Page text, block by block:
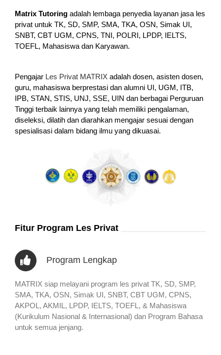
Matrix Tutoring adalah lembaga penyedia layanan jasa les
privat untuk TK, SD, SMP, SMA, TKA, OSN, Simak UI,
SNBT, CBT UGM, CPNS, TNI, POLRI, LPDP, IELTS,
TOEFL, Mahasiswa dan Karyawan.
Pengajar Les Privat MATRIX adalah dosen, asisten dosen,
guru, mahasiswa berprestasi dan alumni UI, UGM, ITB,
IPB, STAN, STIS, UNJ, SSE, UIN dan berbagai Perguruan
Tinggi terbaik lainnya yang telah memiliki pengalaman,
diseleksi, dilatih dan diarahkan mengajar sesuai dengan
spesialisasi dalam bidang ilmu yang dikuasai.
Fitur Program Les Privat
Program Lengkap
MATRIX siap melayani program les privat TK, SD, SMP,
SMA, TKA, OSN, Simak UI, SNBT, CBT UGM, CPNS,
AKPOL, AKMIL, LPDP, IELTS, TOEFL, & Mahasiswa
(Kurikulum Nasional & Internasional) dan Program Bahasa
untuk semua jenjang.